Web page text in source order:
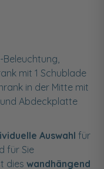
mit 1 Schublade
in der Mitte mit
und Abdeckplatte
Auswahl für
für Sie
dies wandhängend